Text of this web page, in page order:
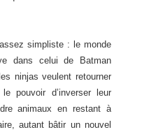
assez simpliste : le monde
dans celui de Batman
ninjas veulent retourner
pouvoir d’inverser leur
animaux en restant à
autant bâtir un nouvel